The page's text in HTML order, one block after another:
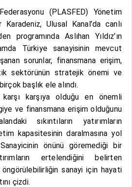
(PLASFED) Yönetim
Karadeniz, Ulusal Kanal’da canlı
programında Aslıhan Yıldız’ın
Türkiye sanayisinin mevcut
sorunlar, finansmana erişim,
sektörünün stratejik önemi ve
başlık ele alındı.
karşı karşıya olduğu en önemli
ve finansmana erişim olduğunu
sıkıntıların yatırımların
kapasitesinin daralmasına yol
önünü göremediği bir
ertelendiğini belirten
sanayi için hayati
çizdi.